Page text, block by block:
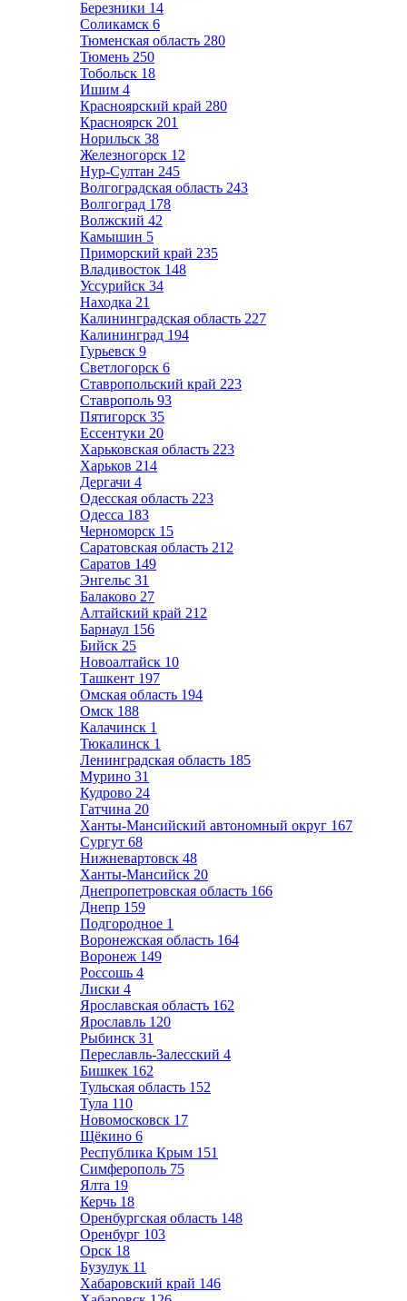
Березники 14
Соликамск 6
Тюменская область 280
Тюмень 250
Тобольск 18
Ишим 4
Красноярский край 280
Красноярск 201
Норильск 38
Железногорск 12
Нур-Султан 245
Волгоградская область 243
Волгоград 178
Волжский 42
Камышин 5
Приморский край 235
Владивосток 148
Уссурийск 34
Находка 21
Калининградская область 227
Калининград 194
Гурьевск 9
Светлогорск 6
Ставропольский край 223
Ставрополь 93
Пятигорск 35
Ессентуки 20
Харьковская область 223
Харьков 214
Дергачи 4
Одесская область 223
Одесса 183
Черноморск 15
Саратовская область 212
Саратов 149
Энгельс 31
Балаково 27
Алтайский край 212
Барнаул 156
Бийск 25
Новоалтайск 10
Ташкент 197
Омская область 194
Омск 188
Калачинск 1
Тюкалинск 1
Ленинградская область 185
Мурино 31
Кудрово 24
Гатчина 20
Ханты-Мансийский автономный округ 167
Сургут 68
Нижневартовск 48
Ханты-Мансийск 20
Днепропетровская область 166
Днепр 159
Подгородное 1
Воронежская область 164
Воронеж 149
Россошь 4
Лиски 4
Ярославская область 162
Ярославль 120
Рыбинск 31
Переславль-Залесский 4
Бишкек 162
Тульская область 152
Тула 110
Новомосковск 17
Щёкино 6
Республика Крым 151
Симферополь 75
Ялта 19
Керчь 18
Оренбургская область 148
Оренбург 103
Орск 18
Бузулук 11
Хабаровский край 146